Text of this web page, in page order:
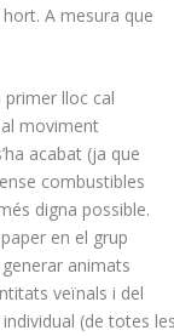
A mesura que
primer lloc cal
moviment
acabat (ja que
combustibles
digna possible.
en el grup
animats
veïnals i del
(de totes les